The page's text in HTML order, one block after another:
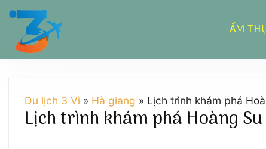
Chuyển
dung
ẨM
Du lịch 3 Vì » Hà giang » Lịch trình khám phá
Lịch trình khám phá Hoàng